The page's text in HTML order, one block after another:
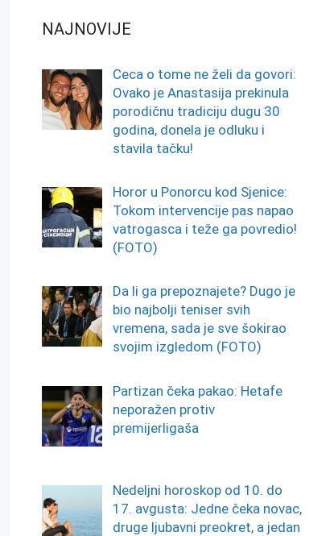
NAJNOVIJE
Ceca o tome ne želi da govori:
Ovako je Anastasija prekinula
porodičnu tradiciju dugu 30
godina, donela je odluku i
stavila tačku!
Horor u Ponorcu kod Sjenice:
Tokom intervencije pas napao
vatrogasca i teže ga povredio!
(FOTO)
Da li ga prepoznajete? Dugo je
bio najbolji teniser svih
vremena, sada je sve šokirao
svojim izgledom (FOTO)
Partizan čeka pakao: Hetafe
neporažen protiv
premijerligaša
Nedeljni horoskop od 10. do
17. avgusta: Jedne čeka novac,
druge ljubavni preokret, a jedan